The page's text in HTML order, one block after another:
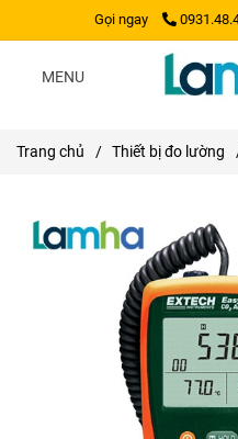
Gọi ngay
MENU
Trang chủ / Thiết bị đo lường